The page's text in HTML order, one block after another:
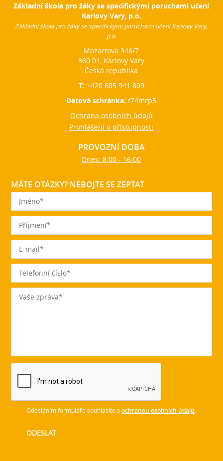
Základní škola pro žáky se specifickými poruchami učení
Karlovy Vary, p.o.
Základní škola pro žáky se specifickými poruchami učení Karlovy Vary,
p.o.
Mozartova 346/7
360 01, Karlovy Vary
Česká republika
T: +420 605 941 809
Datová schránka:t74mrp5
Ochrana osobních údajů
Prohlášení o přístupnosti
PROVOZNÍ DOBA
Dnes: 8:00 - 16:00
MÁTE OTÁZKY? NEBOJTE SE ZEPTAT
Odesláním formuláře souhlasíte sochranou osobních údajů